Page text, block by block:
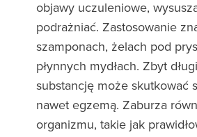
objawy uczuleniowe,
podrażniać. Zastosowanie
szamponach, żelach pod
płynnych mydłach. Zbyt
substancję może skutkować
nawet egzemą. Zaburza
organizmu, takie jak